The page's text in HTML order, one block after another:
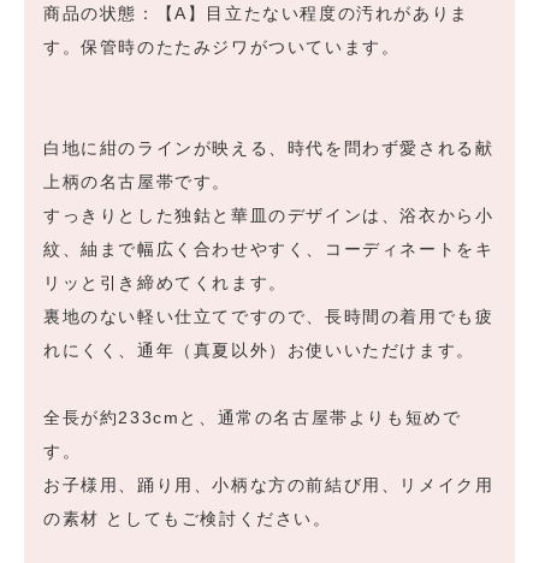
商品の状態：【A】目立たない程度の汚れがありま
す。保管時のたたみジワがついています。
白地に紺のラインが映える、時代を問わず愛される献
上柄の名古屋帯です。
すっきりとした独鈷と華皿のデザインは、浴衣から小
紋、紬まで幅広く合わせやすく、コーディネートをキ
リッと引き締めてくれます。
裏地のない軽い仕立てですので、長時間の着用でも疲
れにくく、通年（真夏以外）お使いいただけます。
全長が約233cmと、通常の名古屋帯よりも短めで
す。
お子様用、踊り用、小柄な方の前結び用、リメイク用
の素材 としてもご検討ください。